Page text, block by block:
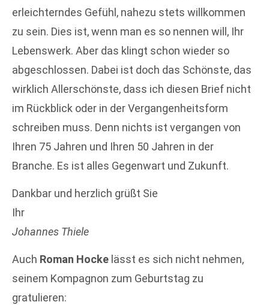
erleichterndes Gefühl, nahezu stets willkommen
zu sein. Dies ist, wenn man es so nennen will, Ihr
Lebenswerk. Aber das klingt schon wieder so
abgeschlossen. Dabei ist doch das Schönste, das
wirklich Allerschönste, dass ich diesen Brief nicht
im Rückblick oder in der Vergangenheitsform
schreiben muss. Denn nichts ist vergangen von
Ihren 75 Jahren und Ihren 50 Jahren in der
Branche. Es ist alles Gegenwart und Zukunft.
Dankbar und herzlich grüßt Sie
Ihr
Johannes Thiele
Auch Roman Hocke lässt es sich nicht nehmen,
seinem Kompagnon zum Geburtstag zu
gratulieren: